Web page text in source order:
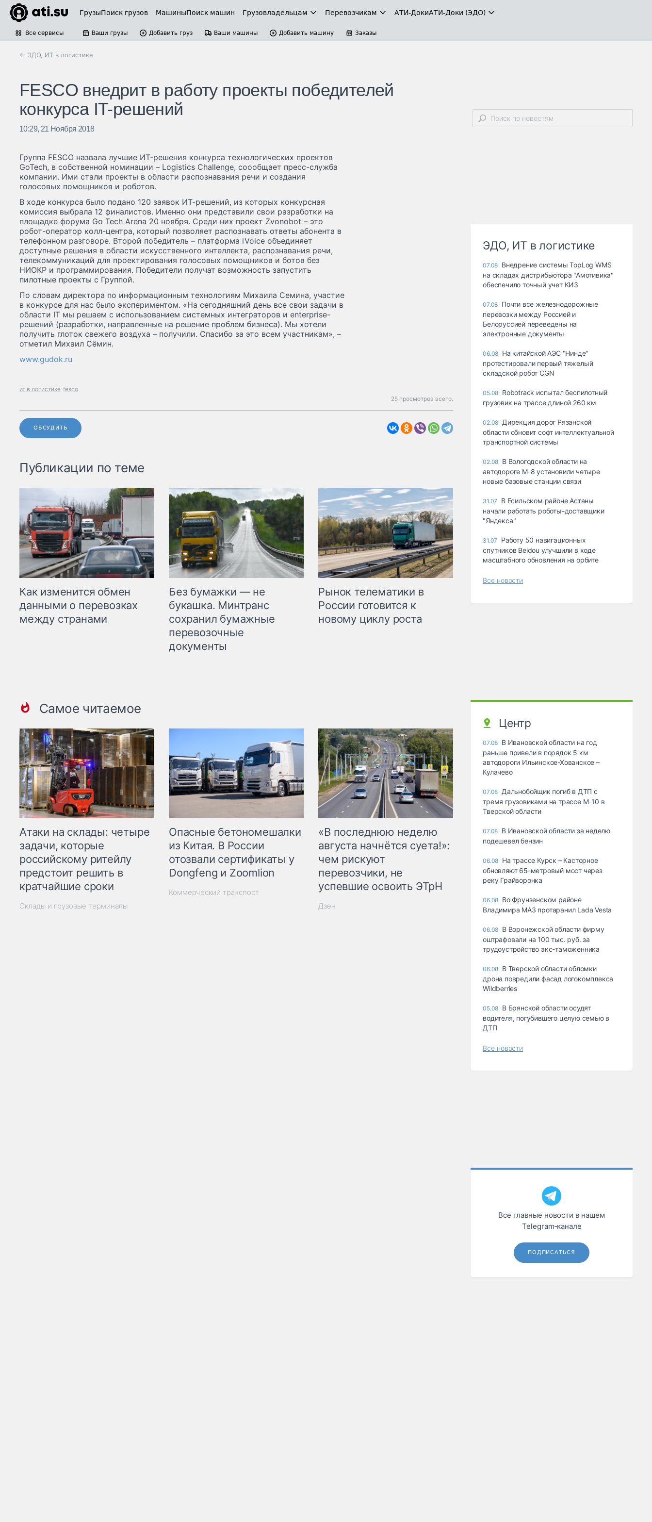
ГрузыПоиск грузов МашиныПоиск машин Грузовладельцам Перевозчикам АТИ-ДокиАТИ-Доки (ЭДО)
Все сервисы Ваши грузы Добавить груз Ваши машины Добавить машину Заказы
← ЭДО, ИТ в логистике
FESCO внедрит в работу проекты победителей
конкурса IT-решений
10:29, 21 Ноября 2018
Группа FESCO назвала лучшие ИТ-решения конкурса технологических проектов
GoTech, в собственной номинации – Logistics Challenge, соообщает пресс-служба
компании. Ими стали проекты в области распознавания речи и создания
голосовых помощников и роботов.
В ходе конкурса было подано 120 заявок ИТ-решений, из которых конкурсная
комиссия выбрала 12 финалистов. Именно они представили свои разработки на
площадке форума Go Tech Arena 20 ноября. Среди них проект Zvonobot – это
робот-оператор колл-центра, который позволяет распознавать ответы абонента в
телефонном разговоре. Второй победитель – платформа iVoice объединяет
доступные решения в области искусственного интеллекта, распознавания речи,
телекоммуникаций для проектирования голосовых помощников и ботов без
НИОКР и программирования. Победители получат возможность запустить
пилотные проекты с Группой.
По словам директора по информационным технологиям Михаила Семина, участие
в конкурсе для нас было экспериментом. «На сегодняшний день все свои задачи в
области IT мы решаем с использованием системных интеграторов и enterprise-
решений (разработки, направленные на решение проблем бизнеса). Мы хотели
получить глоток свежего воздуха – получили. Спасибо за это всем участникам», –
отметил Михаил Сёмин.
www.gudok.ru
ит в логистике fesco
25 просмотров всего.
ОБСУДИТЬ
Публикации по теме
Как изменится обмен
данными о перевозках
между странами
Без бумажки — не
букашка. Минтранс
сохранил бумажные
перевозочные
документы
Рынок телематики в
России готовится к
новому циклу роста
Самое читаемое
Атаки на склады: четыре
задачи, которые
российскому ритейлу
предстоит решить в
кратчайшие сроки
Склады и грузовые терминалы
Опасные бетономешалки
из Китая. В России
отозвали сертификаты у
Dongfeng и Zoomlion
Коммерческий транспорт
«В последнюю неделю
августа начнётся суета!»:
чем рискуют
перевозчики, не
успевшие освоить ЭТрН
Дзен
ЭДО, ИТ в логистике
07.08 Внедрение системы TopLog WMS
на складах дистрибьютора "Амотивика"
обеспечило точный учет КИЗ
07.08 Почти все железнодорожные
перевозки между Россией и
Белоруссией переведены на
электронные документы
06.08 На китайской АЭС "Нинде"
протестировали первый тяжелый
складской робот CGN
05.08 Robotrack испытал беспилотный
грузовик на трассе длиной 260 км
02.08 Дирекция дорог Рязанской
области обновит софт интеллектуальной
транспортной системы
02.08 В Вологодской области на
автодороге М-8 установили четыре
новые базовые станции связи
31.07
В Есильском районе Астаны
начали работать роботы-доставщики
"Яндекса"
31.07
Работу 50 навигационных
спутников Beidou улучшили в ходе
масштабного обновления на орбите
Все новости
Центр
07.08 В Ивановской области на год
раньше привели в порядок 5 км
автодороги Ильинское-Хованское –
Кулачево
07.08 Дальнобойщик погиб в ДТП с
тремя грузовиками на трассе М-10 в
Тверской области
07.08 В Ивановской области за неделю
подешевел бензин
06.08 На трассе Курск – Касторное
обновляют 65-метровый мост через
реку Грайворонка
06.08 Во Фрунзенском районе
Владимира МАЗ протаранил Lada Vesta
06.08 В Воронежской области фирму
оштрафовали на 100 тыс. руб. за
трудоустройство экс-таможенника
06.08 В Тверской области обломки
дрона повредили фасад логокомплекса
Wildberries
05.08 В Брянской области осудят
водителя, погубившего целую семью в
ДТП
Все новости
Все главные новости в нашем
Telegram‑канале
ПОДПИСАТЬСЯ